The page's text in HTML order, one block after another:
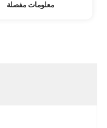
معلومات مفصلة